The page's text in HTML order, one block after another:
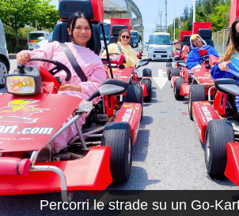
Chi Siamo Specifiche
Accesso Recensioni
Azienda
Cambia Negozio
Tokyo Shinagawa
Tokyo Akihabara#2
Tokyo Shibuya Annex
Tokyo Asakusa
Percorri le strade su un Go-